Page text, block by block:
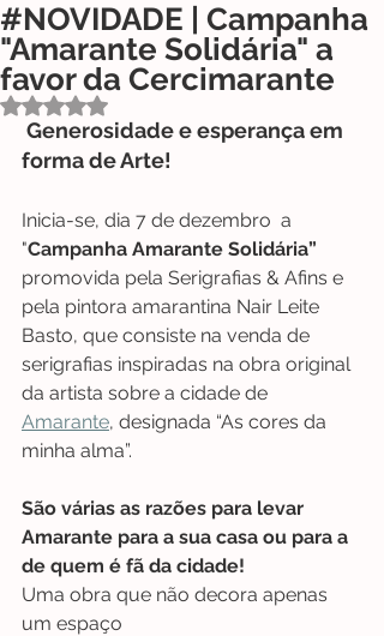
#NOVIDADE | Campanha
"Amarante Solidária" a
favor da Cercimarante
Avaliado com NaN de 5 estrelas.
Generosidade e esperança em
forma de Arte!
Inicia-se, dia 7 de dezembro  a
"Campanha Amarante Solidária”
promovida pela Serigrafias & Afins e
pela pintora amarantina Nair Leite
Basto, que consiste na venda de
serigrafias inspiradas na obra original
da artista sobre a cidade de
Amarante, designada “As cores da
minha alma”.
São várias as razões para levar
Amarante para a sua casa ou para a
de quem é fã da cidade!
Uma obra que não decora apenas
um espaço